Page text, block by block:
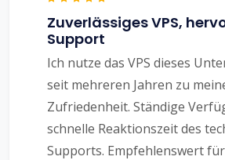
Zuverlässiges VPS,
Support
Ich nutze das VPS dieses
seit mehreren Jahren zu
Zufriedenheit. Ständige
schnelle Reaktionszeit des
Supports. Empfehlenswert